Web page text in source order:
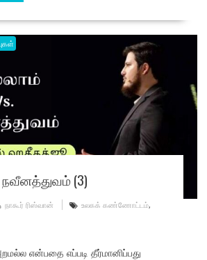
(3)
நாகூர் ரிஸ்வான் உலகக் கண்ணோட்டம்,
என்பதை எப்படி தீர்மானிப்பது